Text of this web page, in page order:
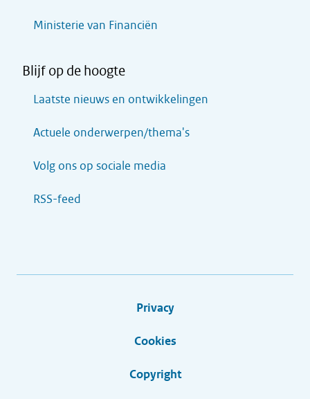
Ministerie van Financiën
Blijf op de hoogte
Laatste nieuws en ontwikkelingen
Actuele onderwerpen/thema's
Volg ons op sociale media
RSS-feed
Privacy
Cookies
Copyright